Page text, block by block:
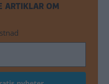
ARTIKLAR OM